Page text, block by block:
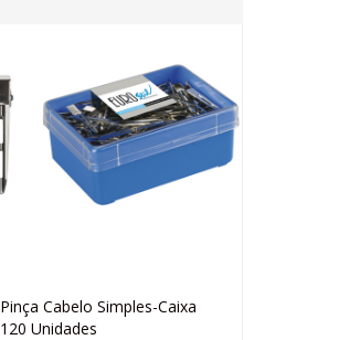
Adicionar
Pinça Cabelo Simples-Caixa
120 Unidades